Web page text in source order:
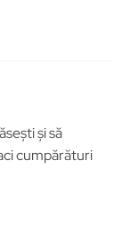
și să
cumpărături